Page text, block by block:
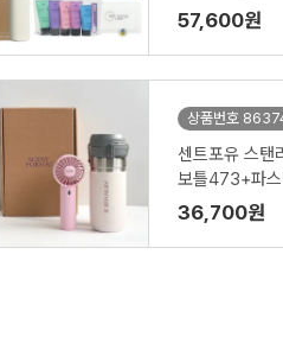
미니스8종 치
쇼핑백포함
57,600원
상품번호
센트포유 스탠
보틀473+파스
기 세트
36,700원